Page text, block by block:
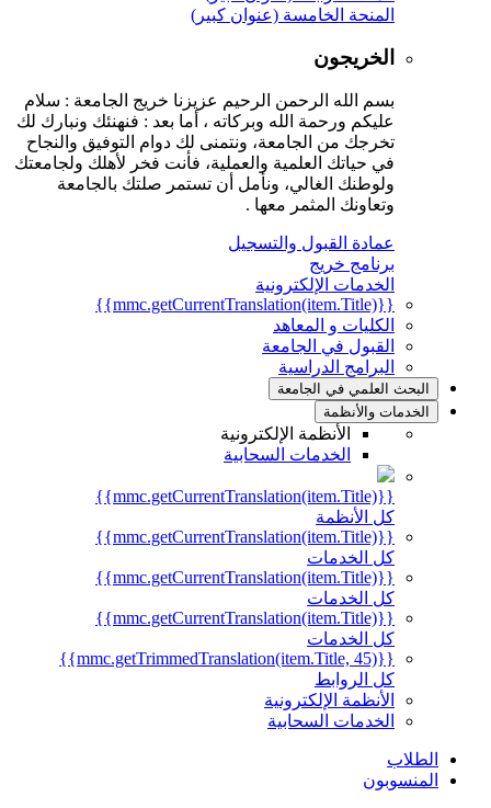
المنحة الخامسة (عنوان كبير)
الخريجون
بسم الله الرحمن الرحيم عزيزنا خريج الجامعة : سلام
عليكم ورحمة الله وبركاته ، أما بعد : فنهنئك ونبارك لك
تخرجك من الجامعة، ونتمنى لك دوام التوفيق والنجاح
في حياتك العلمية والعملية، فأنت فخر لأهلك ولجامعتك
ولوطنك الغالي، ونأمل أن تستمر صلتك بالجامعة
وتعاونك المثمر معها .
عمادة القبول والتسجيل
برنامج خريج
الخدمات الإلكترونية
{{mmc.getCurrentTranslation(item.Title)}}
الكليات و المعاهد
القبول في الجامعة
البرامج الدراسية
البحث العلمي في الجامعة
الخدمات والأنظمة
الأنظمة الإلكترونية
الخدمات السحابية
{{mmc.getCurrentTranslation(item.Title)}}
كل الأنظمة
{{mmc.getCurrentTranslation(item.Title)}}
كل الخدمات
{{mmc.getCurrentTranslation(item.Title)}}
كل الخدمات
{{mmc.getCurrentTranslation(item.Title)}}
كل الخدمات
{{mmc.getTrimmedTranslation(item.Title, 45)}}
كل الروابط
الأنظمة الإلكترونية
الخدمات السحابية
الطلاب
المنسوبون